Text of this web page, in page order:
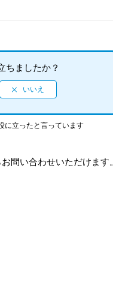
ちましたか？
に立ったと言っています
問い合わせいただけます。